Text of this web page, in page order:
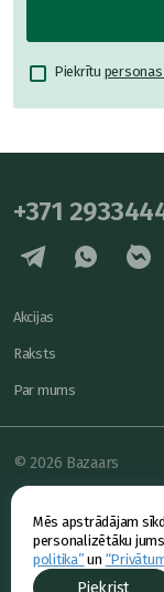
Mēs apstrādājam
personalizētāku
politika” un
Piekrist
Piekrītu
+371
Akcijas
Raksts
Par mums
© 2026 Bazaars
Konfidencialitāte
Piedāvājums